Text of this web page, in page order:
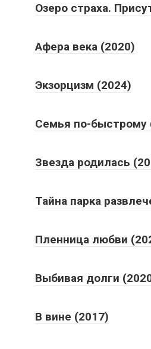
Озеро страха.
Афера века (2020)
Экзорцизм (2024)
Семья по-быстрому
Звезда родилась
Тайна парка
Пленница любви
Выбивая долги
В вине (2017)